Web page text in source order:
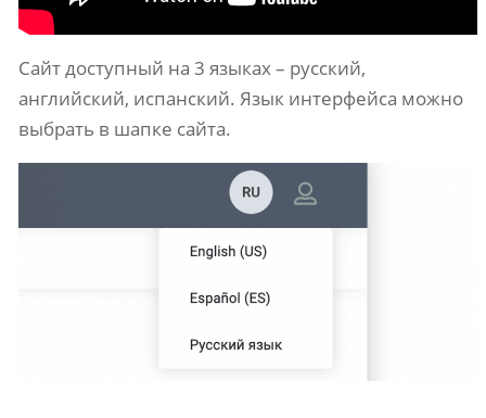
Сайт доступный на 3 языках – русский,
английский, испанский. Язык интерфейса можно
выбрать в шапке сайта.